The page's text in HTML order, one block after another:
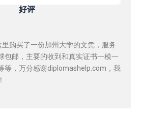
好评
购买了一份加州大学的文凭，服务
包邮，主要的收到和真实证书一模一
等，万分感谢diplomashelp.com，我